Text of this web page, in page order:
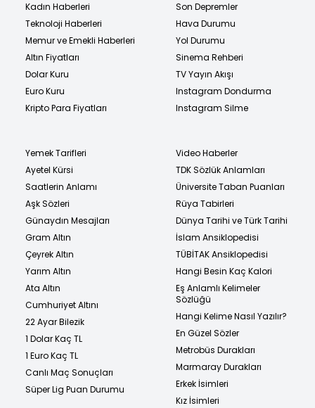
Kadın Haberleri
Teknoloji Haberleri
Memur ve Emekli Haberleri
Altın Fiyatları
Dolar Kuru
Euro Kuru
Kripto Para Fiyatları
Son Depremler
Hava Durumu
Yol Durumu
Sinema Rehberi
TV Yayın Akışı
Instagram Dondurma
Instagram Silme
Yemek Tarifleri
Ayetel Kürsi
Saatlerin Anlamı
Aşk Sözleri
Günaydın Mesajları
Gram Altın
Çeyrek Altın
Yarım Altın
Ata Altın
Cumhuriyet Altını
22 Ayar Bilezik
1 Dolar Kaç TL
1 Euro Kaç TL
Canlı Maç Sonuçları
Süper Lig Puan Durumu
Video Haberler
TDK Sözlük Anlamları
Üniversite Taban Puanları
Rüya Tabirleri
Dünya Tarihi ve Türk Tarihi
İslam Ansiklopedisi
TÜBİTAK Ansiklopedisi
Hangi Besin Kaç Kalori
Eş Anlamlı Kelimeler
Sözlüğü
Hangi Kelime Nasıl Yazılır?
En Güzel Sözler
Metrobüs Durakları
Marmaray Durakları
Erkek İsimleri
Kız İsimleri